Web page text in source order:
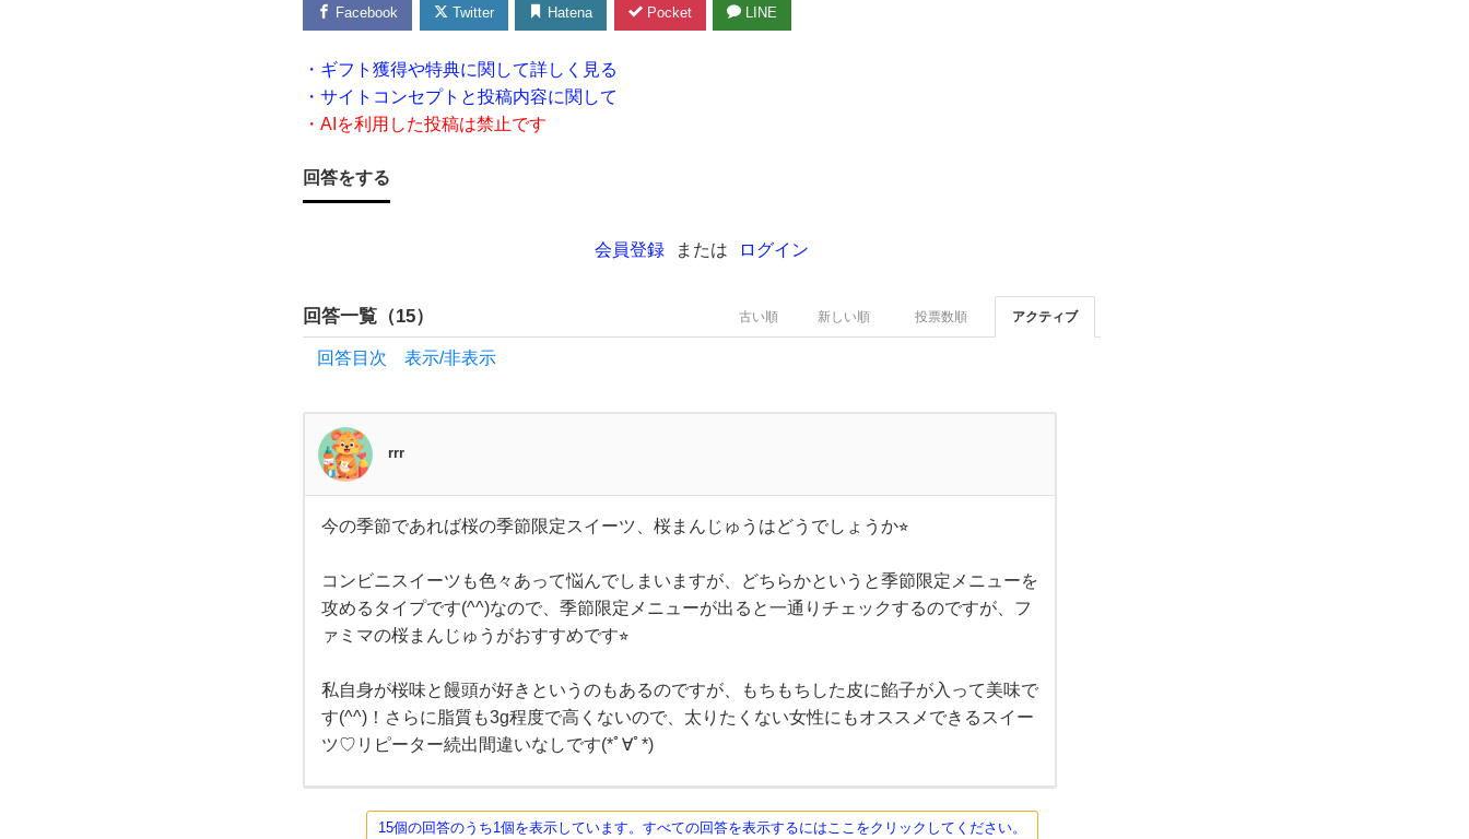
と
ロー
ソ
ン
の
す
す
め
の
ス
イー
ツ
を教
Facebook Twitter Hatena Pocket LINE
・ギフト獲得や特典に関して詳しく見る
・サイトコンセプトと投稿内容に関して
・AIを利用した投稿は禁止です
回答をする
会員登録 または ログイン
回答一覧（15） アクティブ
投票数順
新しい順
古い順
回答目次 表示/非表示
rrr
今の
であ
れば
桜の
季節
限定
ー
ツ、
桜ま
んじ
ゅう
うで
今の季節であれば桜の季節限定スイーツ、桜まんじゅうはどうでしょうか⭐︎
コンビニスイーツも色々あって悩んでしまいますが、どちらかというと季節限定メニューを
攻めるタイプです(^^)なので、季節限定メニューが出ると一通りチェックするのですが、フ
ァミマの桜まんじゅうがおすすめです⭐︎
私自身が桜味と饅頭が好きというのもあるのですが、もちもちした皮に餡子が入って美味で
す(^^)！さらに脂質も3g程度で高くないので、太りたくない女性にもオススメできるスイー
ツ♡リピーター続出間違いなしです(*ﾟ∀ﾟ*)
15個の回答のうち1個を表示しています。すべての回答を表示するにはここをクリックしてください。